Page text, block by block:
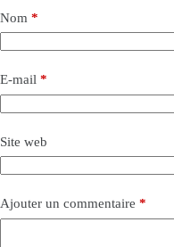
Nom *
E-mail *
Site web
Ajouter un commentaire *